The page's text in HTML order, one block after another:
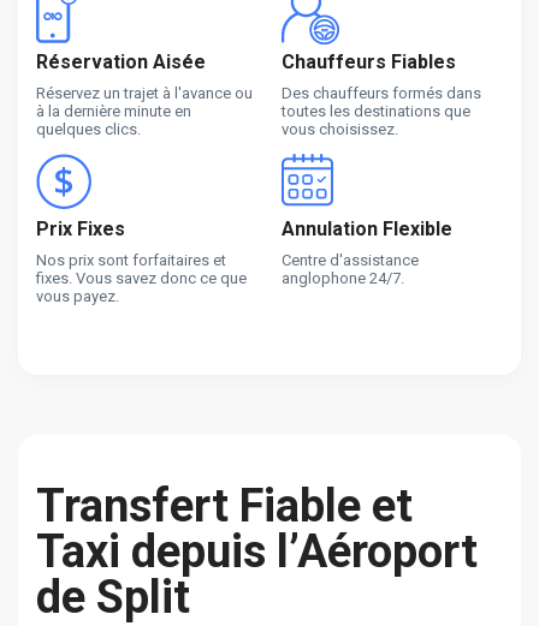
Réservation Aisée
Réservez un trajet à l'avance ou
à la dernière minute en
quelques clics.
Chauffeurs Fiables
Des chauffeurs formés dans
toutes les destinations que
vous choisissez.
Prix Fixes
Nos prix sont forfaitaires et
fixes. Vous savez donc ce que
vous payez.
Annulation Flexible
Centre d'assistance
anglophone 24/7.
Transfert Fiable et
Taxi depuis l’Aéroport
de Split